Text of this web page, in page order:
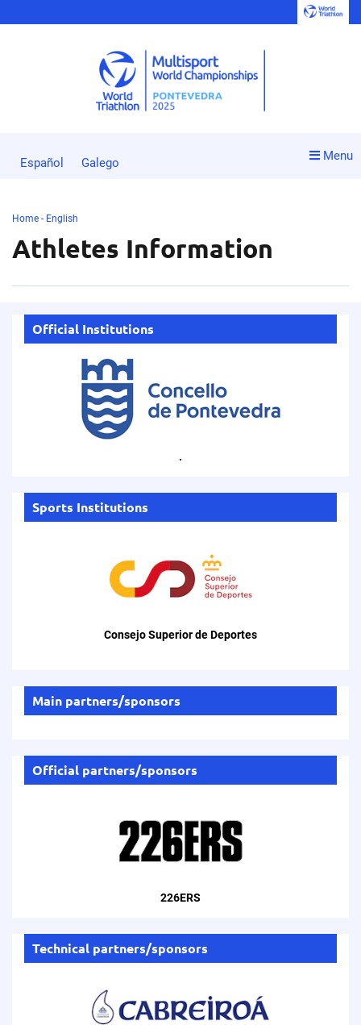
Menu
Español Galego
Home - English
Athletes Information
Official Institutions
.
Sports Institutions
Consejo Superior de Deportes
Main partners/sponsors
Official partners/sponsors
226ERS
Technical partners/sponsors